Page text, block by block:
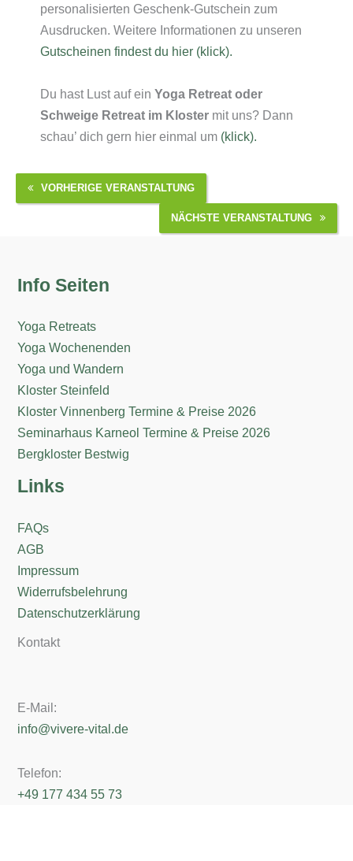
personalisierten Geschenk-Gutschein zum
Ausdrucken. Weitere Informationen zu unseren
Gutscheinen findest du hier (klick).
Du hast Lust auf ein Yoga Retreat oder
Schweige Retreat im Kloster mit uns? Dann
schau’ dich gern hier einmal um (klick).
VORHERIGE VERANSTALTUNG
NÄCHSTE VERANSTALTUNG
Info Seiten
Yoga Retreats
Yoga Wochenenden
Yoga und Wandern
Kloster Steinfeld
Kloster Vinnenberg Termine & Preise 2026
Seminarhaus Karneol Termine & Preise 2026
Bergkloster Bestwig
Links
FAQs
AGB
Impressum
Widerrufsbelehrung
Datenschutzerklärung
Kontakt
E-Mail:
info@vivere-vital.de
Telefon:
+49 177 434 55 73